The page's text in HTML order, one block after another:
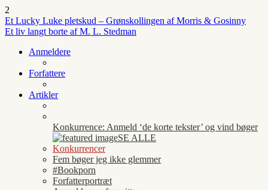
2
Et Lucky Luke pletskud – Grønskollingen af Morris & Gosinny
Et liv langt borte af M. L. Stedman
Anmeldere
Forfattere
Artikler
Konkurrence: Anmeld ‘de korte tekster’ og vind bøger
SE ALLE
Konkurrencer
Fem bøger jeg ikke glemmer
#Bookporn
Forfatterportræt